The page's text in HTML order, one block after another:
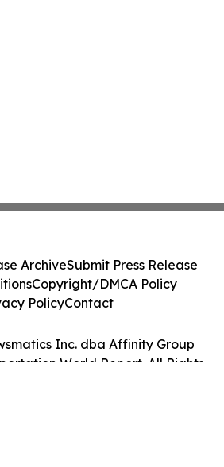
Inc. dba Affinity Group
World Report. All Rights
ArchiveSubmit Press Release
Copyright/DMCA Policy
PolicyContact